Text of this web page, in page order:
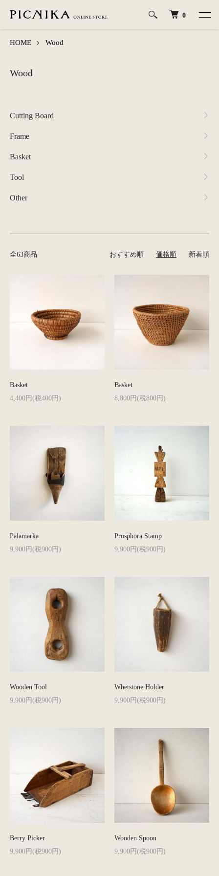
0
HOME Wood
Wood
Cutting Board
Frame
Basket
Tool
Other
全63商品 おすすめ順 価格順 新着順
Basket
4,400円(税400円)
Basket
8,800円(税800円)
Palamarka
9,900円(税900円)
Prosphora Stamp
9,900円(税900円)
Wooden Tool
9,900円(税900円)
Whetstone Holder
9,900円(税900円)
Berry Picker
9,900円(税900円)
Wooden Spoon
9,900円(税900円)